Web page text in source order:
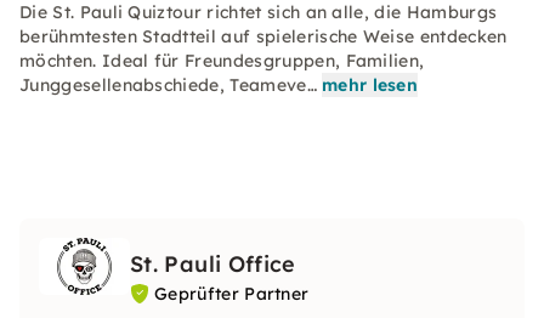
Die St. Pauli Quiztour richtet sich an alle, die Hamburgs
berühmtesten Stadtteil auf spielerische Weise entdecken
möchten. Ideal für Freundesgruppen, Familien,
Junggesellenabschiede, Teameve… mehr lesen
St. Pauli Office
Geprüfter Partner